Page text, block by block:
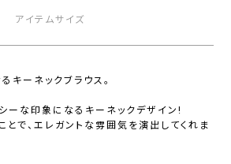
アイテムサイズ
キーネックブラウス。
ーな印象になるキーネックデザイン!
とで、エレガントな雰囲気を演出してくれま